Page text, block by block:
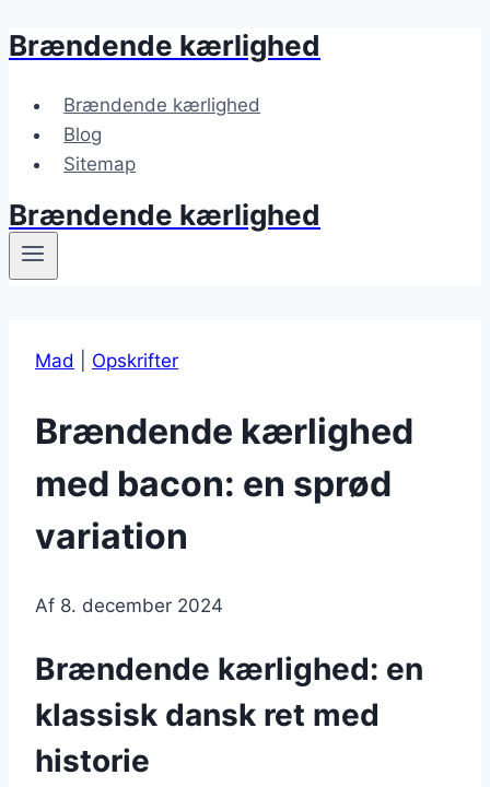
Fortsæt
indhold
Brændende kærlighed
Brændende kærlighed
Blog
Sitemap
Brændende kærlighed
Mad Opskrifter
Brændende kærlighed
med bacon: en sprød
variation
Af 8. december 2024
Brændende kærlighed: en
klassisk dansk ret med
historie